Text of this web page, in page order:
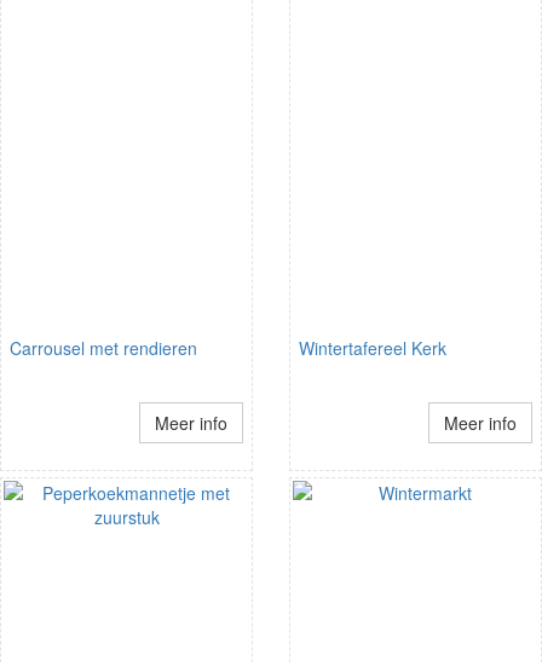
Carrousel met rendieren
Meer info
Wintertafereel Kerk
Meer info